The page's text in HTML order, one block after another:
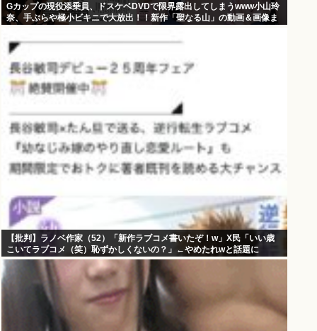
Gカップの現役添乗員、ドスケベDVDで限界露出してしまうwww小山玲
奈、手ぶらや極小ビキニで大放出！！新作「聖なる山」の動画＆画像ま
【批判】ラノベ作家（52）「新作ラブコメ書いたぞ！w」X民「いい歳
こいてラブコメ（笑）恥ずかしくないの？」←やめたれwと話題に